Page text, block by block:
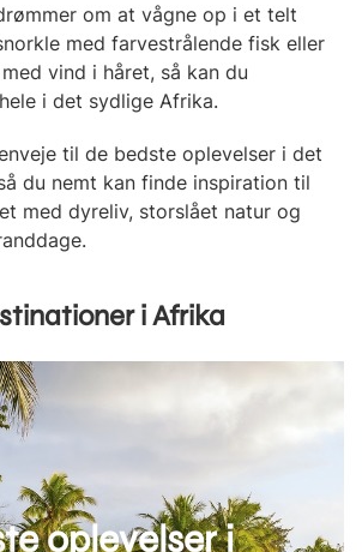
om at vågne op i et telt
med farvestrålende fisk eller
vind i håret, så kan du
i det sydlige Afrika.
til de bedste oplevelser i det
du nemt kan finde inspiration til
med dyreliv, storslået natur og
i Afrika
oplevelser i